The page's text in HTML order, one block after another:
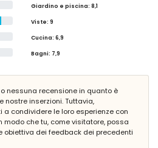
Giardino e piscina: 8,1
Viste: 9
Cucina: 6,9
Bagni: 7,9
nessuna recensione in quanto è
inserzioni. Tuttavia,
condividere le loro esperienze con
modo che tu, come visitatore, possa
obiettiva dei feedback dei precedenti